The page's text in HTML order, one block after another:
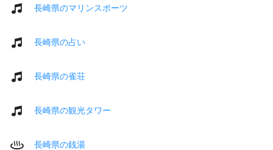
長崎県のマリンスポーツ
長崎県の占い
長崎県の雀荘
長崎県の観光タワー
長崎県の銭湯